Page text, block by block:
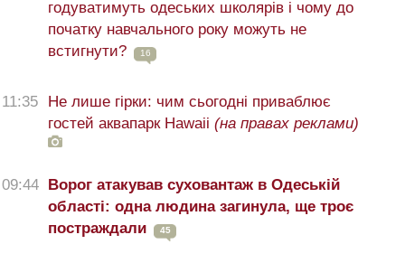
годуватимуть одеських школярів і чому до
початку навчального року можуть не
встигнути?
16
11:35
Не лише гірки: чим сьогодні приваблює
гостей аквапарк Hawaii (на правах реклами)
09:44
Ворог атакував суховантаж в Одеській
області: одна людина загинула, ще троє
постраждали
45